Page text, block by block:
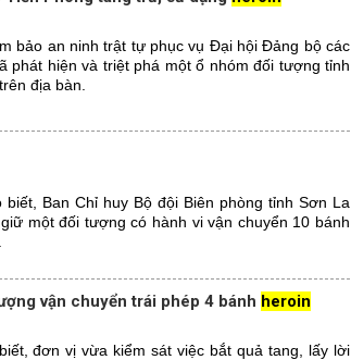
bảo an ninh trật tự phục vụ Đại hội Đảng bộ các
phát hiện và triệt phá một ổ nhóm đối tượng tỉnh
địa bàn.
Ban Chỉ huy Bộ đội Biên phòng tỉnh Sơn La
một đối tượng có hành vi vận chuyển 10 bánh
vận chuyển trái phép 4 bánh heroin
đơn vị vừa kiểm sát việc bắt quả tang, lấy lời